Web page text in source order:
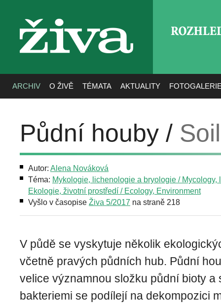
živa
ARCHIV O ŽIVĚ TÉMATA AKTUALITY
Půdní houby /
Autor: Alena Nováková
Téma: Mykologie, lichenologie a bryologie / Mycology,
Ekologie, životní prostředí / Ecology, Environment
Vyšlo v časopise Živa 5/2017 na straně 218
V půdě se vyskytuje několik
včetně pravých půdních hub. Půdní
velice významnou složku půdní bioty a
bakteriemi se podílejí na dekompozici